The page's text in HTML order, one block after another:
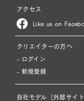
アクセス
Like us on
クリエイターの方へ
- ログイン
- 新規登録
自社モデル［外部サイト